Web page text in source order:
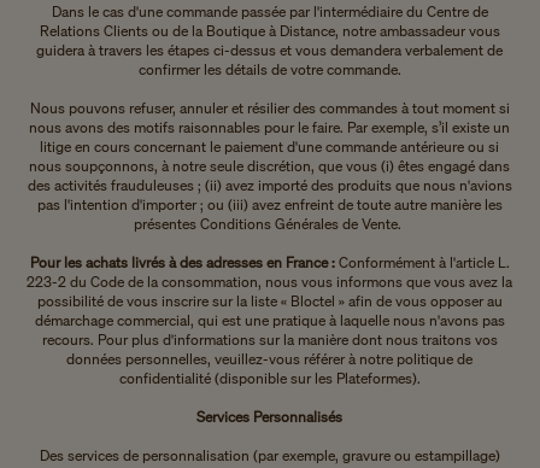
Dans le cas d'une commande passée par l'intermédiaire du Centre de
Relations Clients ou de la Boutique à Distance, notre ambassadeur vous
guidera à travers les étapes ci-dessus et vous demandera verbalement de
confirmer les détails de votre commande.
Nous pouvons refuser, annuler et résilier des commandes à tout moment si
nous avons des motifs raisonnables pour le faire. Par exemple, s’il existe un
litige en cours concernant le paiement d'une commande antérieure ou si
nous soupçonnons, à notre seule discrétion, que vous (i) êtes engagé dans
des activités frauduleuses ; (ii) avez importé des produits que nous n'avions
pas l'intention d'importer ; ou (iii) avez enfreint de toute autre manière les
présentes Conditions Générales de Vente.
Pour les achats livrés à des adresses en France : Conformément à l'article L.
223-2 du Code de la consommation, nous vous informons que vous avez la
possibilité de vous inscrire sur la liste « Bloctel » afin de vous opposer au
démarchage commercial, qui est une pratique à laquelle nous n'avons pas
recours. Pour plus d'informations sur la manière dont nous traitons vos
données personnelles, veuillez-vous référer à notre politique de
confidentialité (disponible sur les Plateformes).
Services Personnalisés
Des services de personnalisation (par exemple, gravure ou estampillage)